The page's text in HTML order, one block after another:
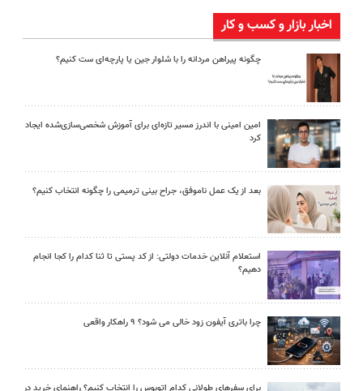
اخبار بازار و کسب و کار
چگونه پیراهن مردانه را با شلوار جین یا پارچه‌ای ست کنیم؟
امین امینی با اندرز مسیر تازه‌ای برای آموزش شخصی‌سازی‌شده ایجاد
کرد
بعد از یک عمل ناموفق، جراح بینی ترمیمی را چگونه انتخاب کنیم؟
استعلام آنلاین خدمات دولتی: از کد پستی تا ثنا کدام را کجا انجام
دهیم؟
چرا باتری آیفون زود خالی می شود؟ ۹ راهکار واقعی